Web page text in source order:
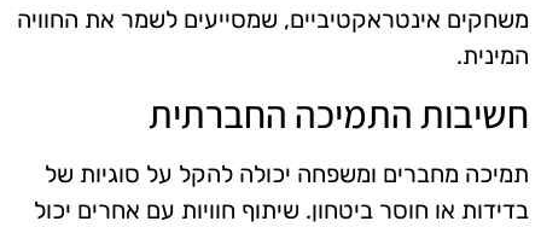
משחקים אינטראקטיביים, שמסייעים לשמר את החוויה
המינית.
חשיבות התמיכה החברתית
תמיכה מחברים ומשפחה יכולה להקל על סוגיות של
בדידות או חוסר ביטחון. שיתוף חוויות עם אחרים יכול